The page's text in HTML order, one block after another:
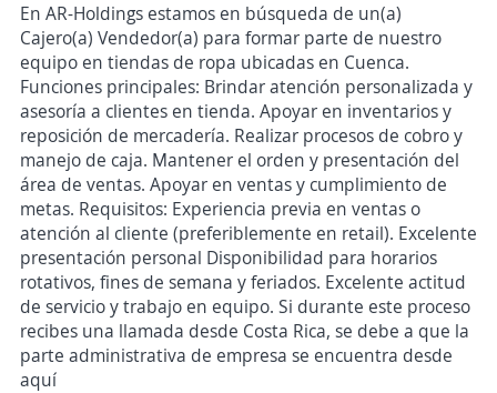
En AR-Holdings estamos en búsqueda de un(a)
Cajero(a) Vendedor(a) para formar parte de nuestro
equipo en tiendas de ropa ubicadas en Cuenca.
Funciones principales: Brindar atención personalizada y
asesoría a clientes en tienda. Apoyar en inventarios y
reposición de mercadería. Realizar procesos de cobro y
manejo de caja. Mantener el orden y presentación del
área de ventas. Apoyar en ventas y cumplimiento de
metas. Requisitos: Experiencia previa en ventas o
atención al cliente (preferiblemente en retail). Excelente
presentación personal Disponibilidad para horarios
rotativos, fines de semana y feriados. Excelente actitud
de servicio y trabajo en equipo. Si durante este proceso
recibes una llamada desde Costa Rica, se debe a que la
parte administrativa de empresa se encuentra desde
aquí